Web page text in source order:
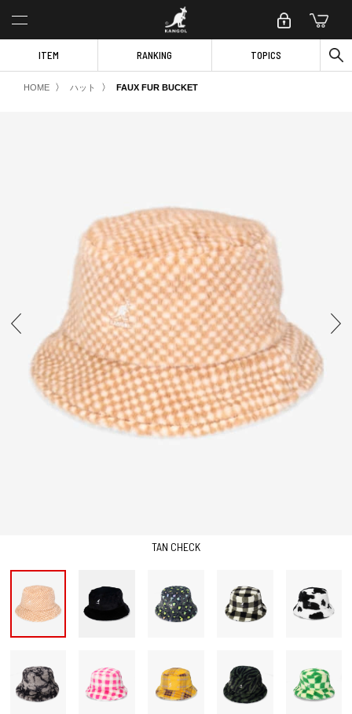
ITEM RANKING TOPICS
HOME 〉 ハット 〉 FAUX FUR BUCKET
TAN CHECK